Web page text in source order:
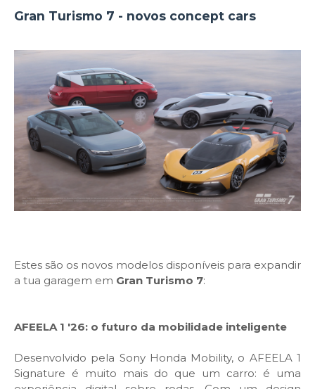
Gran Turismo 7 - novos concept cars
Estes são os novos modelos disponíveis para expandir
a tua garagem em Gran Turismo 7:
AFEELA 1 '26: o futuro da mobilidade inteligente
Desenvolvido pela Sony Honda Mobility, o AFEELA 1
Signature é muito mais do que um carro: é uma